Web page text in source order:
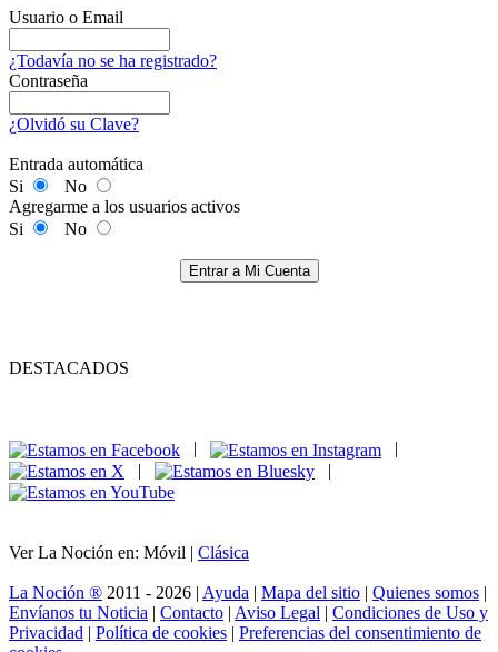
Usuario o Email
¿Todavía no se ha registrado?
Contraseña
¿Olvidó su Clave?
Entrada automática
Si
No
Agregarme a los usuarios activos
Si
No
Entrar a Mi Cuenta
DESTACADOS
|
|
Ver La Noción en: Móvil | Clásica
La Noción ® 2011 - 2026 | Ayuda | Mapa del sitio | Quienes somos |
Envíanos tu Noticia | Contacto | Aviso Legal | Condiciones de Uso y
Privacidad | Política de cookies | Preferencias del consentimiento de